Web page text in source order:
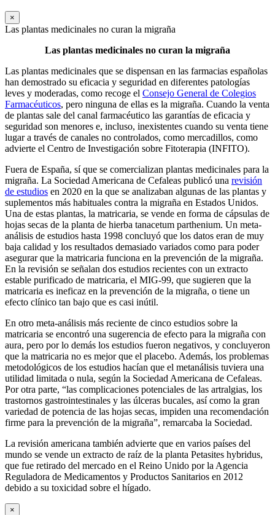
×
Las plantas medicinales no curan la migraña
Las plantas medicinales no curan la migraña
Las plantas medicinales que se dispensan en las farmacias españolas
han demostrado su eficacia y seguridad en diferentes patologías
leves y moderadas, como recoge el Consejo General de Colegios
Farmacéuticos, pero ninguna de ellas es la migraña. Cuando la venta
de plantas sale del canal farmacéutico las garantías de eficacia y
seguridad son menores e, incluso, inexistentes cuando su venta tiene
lugar a través de canales no controlados, como mercadillos, como
advierte el Centro de Investigación sobre Fitoterapia (INFITO).
Fuera de España, sí que se comercializan plantas medicinales para la
migraña. La Sociedad Americana de Cefaleas publicó una revisión
de estudios en 2020 en la que se analizaban algunas de las plantas y
suplementos más habituales contra la migraña en Estados Unidos.
Una de estas plantas, la matricaria, se vende en forma de cápsulas de
hojas secas de la planta de hierba tanacetum parthenium. Un meta-
análisis de estudios hasta 1998 concluyó que los datos eran de muy
baja calidad y los resultados demasiado variados como para poder
asegurar que la matricaria funciona en la prevención de la migraña.
En la revisión se señalan dos estudios recientes con un extracto
estable purificado de matricaria, el MIG-99, que sugieren que la
matricaria es ineficaz en la prevención de la migraña, o tiene un
efecto clínico tan bajo que es casi inútil.
En otro meta-análisis más reciente de cinco estudios sobre la
matricaria se encontró una sugerencia de efecto para la migraña con
aura, pero por lo demás los estudios fueron negativos, y concluyeron
que la matricaria no es mejor que el placebo. Además, los problemas
metodológicos de los estudios hacían que el metanálisis tuviera una
utilidad limitada o nula, según la Sociedad Americana de Cefaleas.
Por otra parte, “las complicaciones potenciales de las artralgias, los
trastornos gastrointestinales y las úlceras bucales, así como la gran
variedad de potencia de las hojas secas, impiden una recomendación
firme para la prevención de la migraña”, remarcaba la Sociedad.
La revisión americana también advierte que en varios países del
mundo se vende un extracto de raíz de la planta Petasites hybridus,
que fue retirado del mercado en el Reino Unido por la Agencia
Reguladora de Medicamentos y Productos Sanitarios en 2012
debido a su toxicidad sobre el hígado.
×